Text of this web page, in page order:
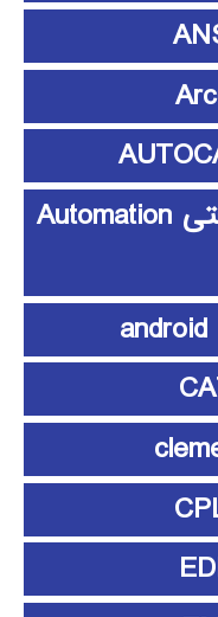
آموزش اتوماسیون صنعتی Automation